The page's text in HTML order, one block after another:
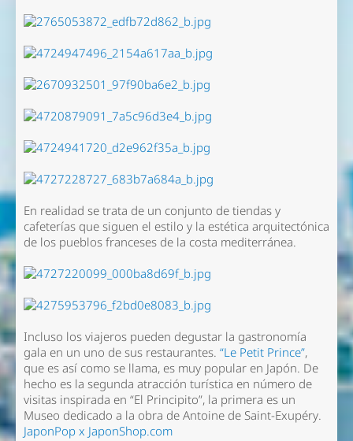
En realidad se trata de un conjunto de tiendas y
cafeterías que siguen el estilo y la estética arquitectónica
de los pueblos franceses de la costa mediterránea.
Incluso los viajeros pueden degustar la gastronomía
gala en un uno de sus restaurantes. “Le Petit Prince”,
que es así como se llama, es muy popular en Japón. De
hecho es la segunda atracción turística en número de
visitas inspirada en “El Principito”, la primera es un
Museo dedicado a la obra de Antoine de Saint-Exupéry.
JaponPop x JaponShop.com